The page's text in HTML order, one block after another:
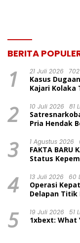
BERITA
1 21 Juli 2026
Kasus
Kajari Kolaka
2 10 Juli 2026 81
Pria Hendak
3 1 Agustus 2026
FAKTA BARU
Status
Dinilai
4 13 Juli 2026 60
Operasi
Delapan Titik
5 19 Juli 2026 51
1xbext: What